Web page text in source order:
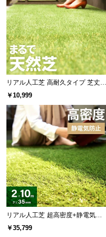
充実のアフターサー
商品のお届けから、ご
で、トータルでご満足
安心と信頼の「3ヶ月保
3ヶ月保証
リアル人工芝 高耐久タイプ 芝丈20
mm 1×10m 防草シート付（自然な
￥10,999
リアル人工芝 超高密度+静電気防
止 極細タイプ 芝丈35mm 2×10m
防草シート付
￥35,799